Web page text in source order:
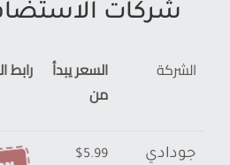
شركات
الشركة
السعر يبدأ
من
رابط
الشركة
السعر يبدأ
جودادي $5.99